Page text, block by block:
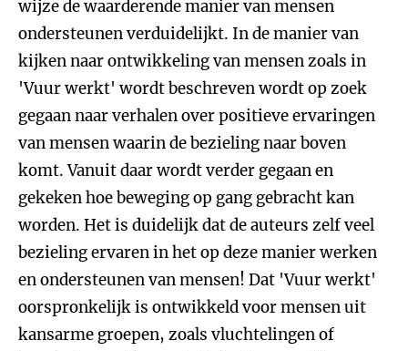
wijze de waarderende manier van mensen
ondersteunen verduidelijkt. In de manier van
kijken naar ontwikkeling van mensen zoals in
'Vuur werkt' wordt beschreven wordt op zoek
gegaan naar verhalen over positieve ervaringen
van mensen waarin de bezieling naar boven
komt. Vanuit daar wordt verder gegaan en
gekeken hoe beweging op gang gebracht kan
worden. Het is duidelijk dat de auteurs zelf veel
bezieling ervaren in het op deze manier werken
en ondersteunen van mensen! Dat 'Vuur werkt'
oorspronkelijk is ontwikkeld voor mensen uit
kansarme groepen, zoals vluchtelingen of